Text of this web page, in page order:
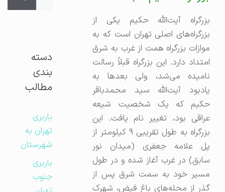
بزرگراه آیت‌الله حکیم یکی از
بزرگراه‌های اصلی تهران است که به
موازات بزرگراه همت از غرب به شرق
امتداد دارد. این بزرگراه قبلاً رسالت
نامیده می‌شد، ولی بعدها به
یادبود آیت‌الله سید محمدباقر
حکیم که یک شخصیت شیعه
عراقی بود، تغییر نام یافت. این
بزرگراه به طول تقریبی ۹ کیلومتر از
پل علامه جعفری (میدان نور
سابق) در غرب آغاز شده و در طول
مسیر خود به سمت شرق پس از
گذر از محله‌های باغ فیض، شهرک
دسته
بندی
مطالب
باربری
تهران به
شهرستان
باربری
جنوب